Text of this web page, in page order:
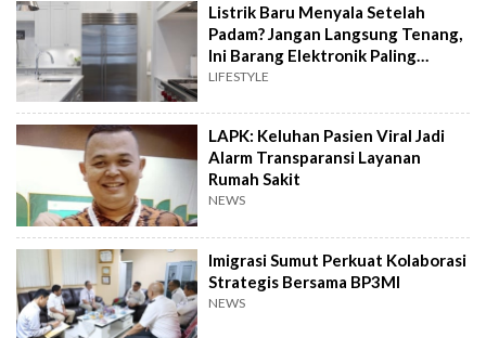
Listrik Baru Menyala Setelah
Padam? Jangan Langsung Tenang,
Ini Barang Elektronik Paling
Rawan Rusak
LIFESTYLE
LAPK: Keluhan Pasien Viral Jadi
Alarm Transparansi Layanan
Rumah Sakit
NEWS
Imigrasi Sumut Perkuat Kolaborasi
Strategis Bersama BP3MI
NEWS